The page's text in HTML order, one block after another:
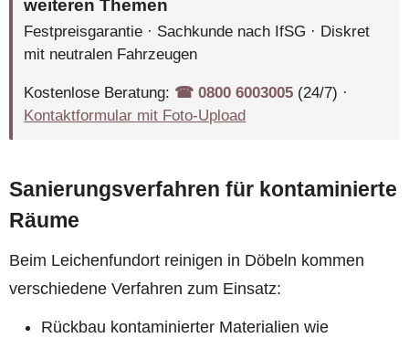
weiteren Themen
Festpreisgarantie · Sachkunde nach IfSG · Diskret
mit neutralen Fahrzeugen
Kostenlose Beratung: ☎︎ 0800 6003005 (24/7) ·
Kontaktformular mit Foto-Upload
Sanierungsverfahren für kontaminierte
Räume
Beim Leichenfundort reinigen in Döbeln kommen
verschiedene Verfahren zum Einsatz:
Rückbau kontaminierter Materialien wie